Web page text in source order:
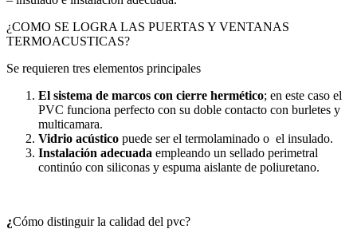
¿COMO SE LOGRA LAS PUERTAS Y VENTANAS
TERMOACUSTICAS?
Se requieren tres elementos principales
El sistema de marcos con cierre hermético; en este caso el
PVC funciona perfecto con su doble contacto con burletes y
multicamara.
Vidrio acústico puede ser el termolaminado o el insulado.
Instalación adecuada empleando un sellado perimetral
continúo con siliconas y espuma aislante de poliuretano.
¿Cómo distinguir la calidad del pvc?